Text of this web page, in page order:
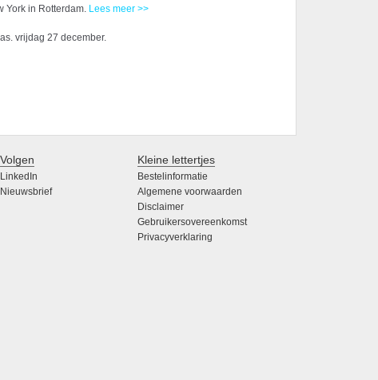
York in Rotterdam. Lees meer >>
vrijdag 27 december.
Volgen
LinkedIn
Nieuwsbrief
Kleine lettertjes
Bestelinformatie
Algemene voorwaarden
Disclaimer
Gebruikersovereenkomst
Privacyverklaring